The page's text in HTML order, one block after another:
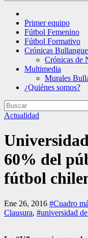
Primer equipo
Fútbol Femenino
Fútbol Formativo
Crónicas
Crónicas de
Multimedia
Murales
¿Quiénes somos?
Actualidad
60% del
fútbol
Ene 26, 2016 #Cuadro
Clausura, #universidad